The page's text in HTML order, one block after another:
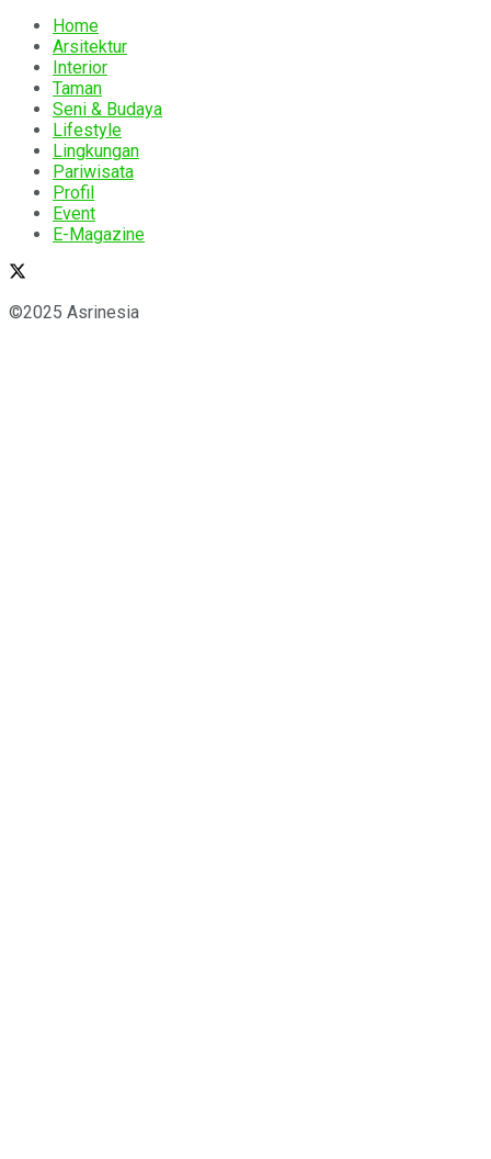
Home
Arsitektur
Interior
Taman
Seni & Budaya
Lifestyle
Lingkungan
Pariwisata
Profil
Event
E-Magazine
©2025 Asrinesia